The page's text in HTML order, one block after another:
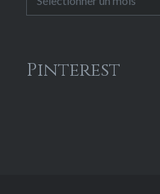
Pinterest